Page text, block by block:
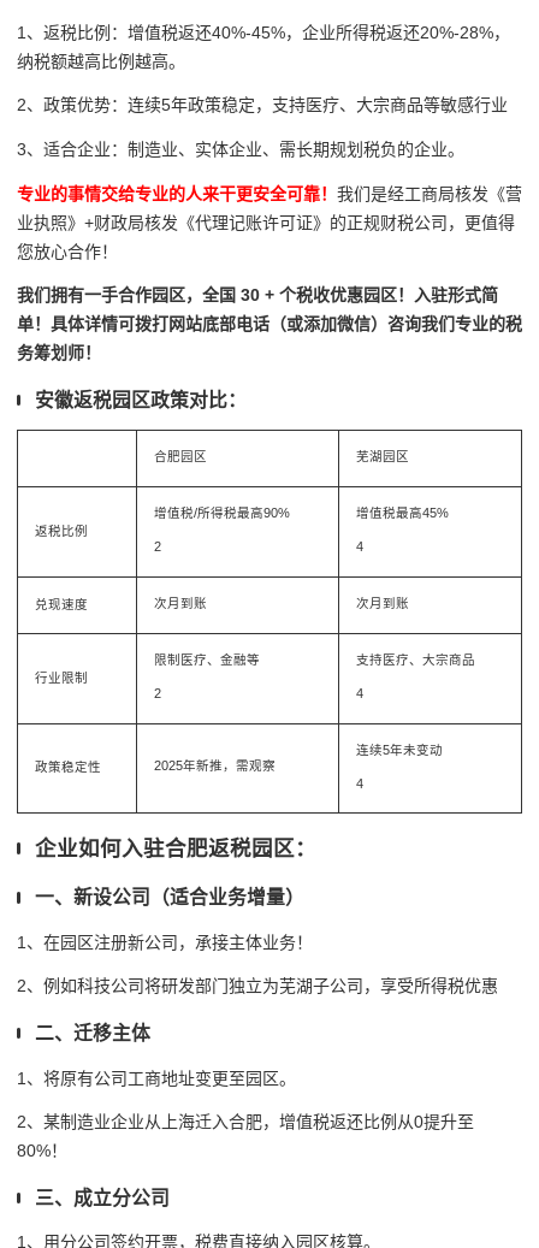
1、返税比例：增值税返还40%-45%，企业所得税返还20%-28%，
纳税额越高比例越高。
2、政策优势：连续5年政策稳定，支持医疗、大宗商品等敏感行业
3、适合企业：制造业、实体企业、需长期规划税负的企业。
专业的事情交给专业的人来干更安全可靠！ 我们是经工商局核发《营
业执照》+财政局核发《代理记账许可证》的正规财税公司，更值得
您放心合作！
我们拥有一手合作园区，全国 30 + 个税收优惠园区！入驻形式简
单！具体详情可拨打网站底部电话（或添加微信）咨询我们专业的税
务筹划师！
安徽返税园区政策对比：
合肥园区 芜湖园区
返税比例
增值税/所得税最高90%
2
增值税最高45%
4
兑现速度 次月到账 次月到账
行业限制
限制医疗、金融等
2
支持医疗、大宗商品
4
政策稳定性 2025年新推，需观察
连续5年未变动
4
企业如何入驻合肥返税园区：
一、新设公司（适合业务增量）
1、在园区注册新公司，承接主体业务！
2、例如科技公司将研发部门独立为芜湖子公司，享受所得税优惠
二、迁移主体
1、将原有公司工商地址变更至园区。
2、某制造业企业从上海迁入合肥，增值税返还比例从0提升至
80%！
三、成立分公司
1、用分公司签约开票，税费直接纳入园区核算。